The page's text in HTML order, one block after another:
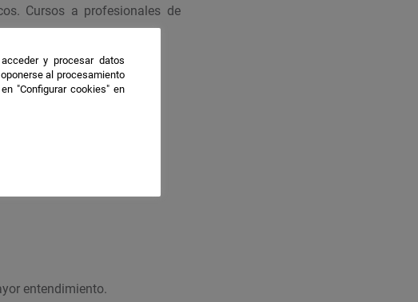
Cursos a profesionales de
entendimiento.
y procesar datos
al procesamiento
"Configurar cookies" en